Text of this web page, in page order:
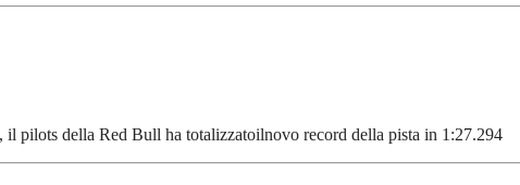
pilots della Red Bull ha totalizzatoilnovo record della pista in 1:27.294